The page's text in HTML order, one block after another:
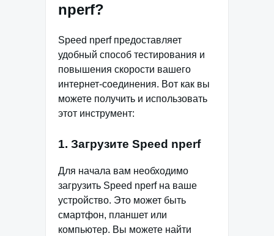
nperf?
Speed nperf предоставляет
удобный способ тестирования и
повышения скорости вашего
интернет-соединения. Вот как вы
можете получить и использовать
этот инструмент:
1. Загрузите Speed nperf
Для начала вам необходимо
загрузить Speed nperf на ваше
устройство. Это может быть
смартфон, планшет или
компьютер. Вы можете найти